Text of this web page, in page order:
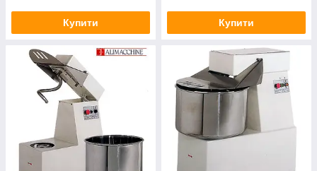
Купити Купити